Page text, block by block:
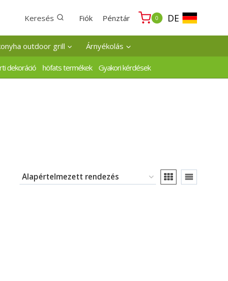
Keresés Fiók Pénztár 0 DE
outdoor grill Árnyékolás
dekoráció höfats termékek Gyakori kérdések